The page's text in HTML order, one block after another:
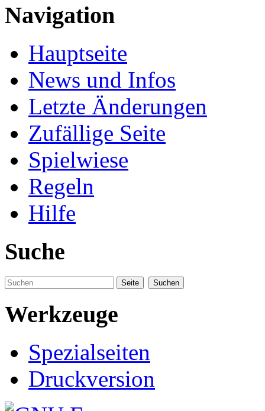
Navigation
Hauptseite
News und Infos
Letzte Änderungen
Zufällige Seite
Spielwiese
Regeln
Hilfe
Suche
Werkzeuge
Spezialseiten
Druckversion